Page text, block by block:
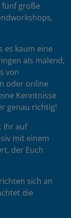
fünf große
es kaum eine
als malend,
von
oder online
Kenntnisse
genau richtig!
Ihr auf
mit einem
der Euch
sich an
die